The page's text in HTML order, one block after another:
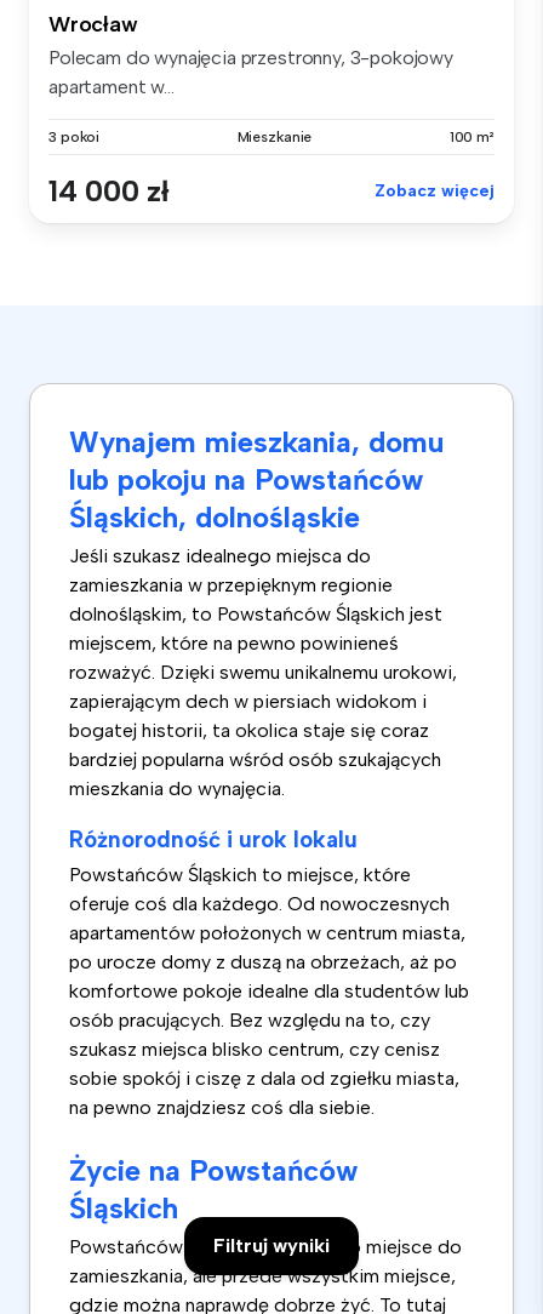
Filtruj wyniki
Wrocław
Polecam do wynajęcia przestronny, 3-pokojowy
apartament w...
3 pokoi Mieszkanie 100 m²
14 000 zł Zobacz więcej
Wynajem mieszkania, domu
lub pokoju na Powstańców
Śląskich, dolnośląskie
Jeśli szukasz idealnego miejsca do
zamieszkania w przepięknym regionie
dolnośląskim, to Powstańców Śląskich jest
miejscem, które na pewno powinieneś
rozważyć. Dzięki swemu unikalnemu urokowi,
zapierającym dech w piersiach widokom i
bogatej historii, ta okolica staje się coraz
bardziej popularna wśród osób szukających
mieszkania do wynajęcia.
Różnorodność i urok lokalu
Powstańców Śląskich to miejsce, które
oferuje coś dla każdego. Od nowoczesnych
apartamentów położonych w centrum miasta,
po urocze domy z duszą na obrzeżach, aż po
komfortowe pokoje idealne dla studentów lub
osób pracujących. Bez względu na to, czy
szukasz miejsca blisko centrum, czy cenisz
sobie spokój i ciszę z dala od zgiełku miasta,
na pewno znajdziesz coś dla siebie.
Życie na Powstańców
Śląskich
Powstańców Śląskich to nie tylko miejsce do
zamieszkania, ale przede wszystkim miejsce,
gdzie można naprawdę dobrze żyć. To tutaj